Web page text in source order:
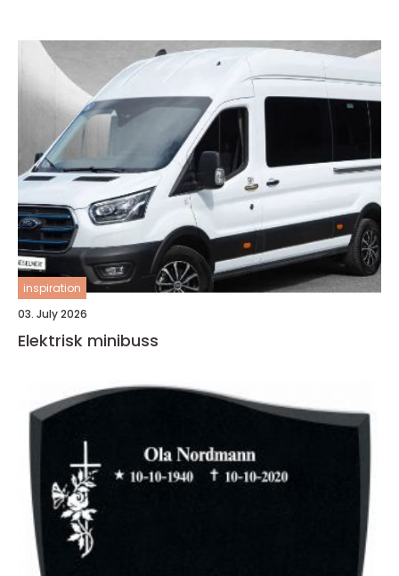
inspiration
03. July 2026
Elektrisk minibuss